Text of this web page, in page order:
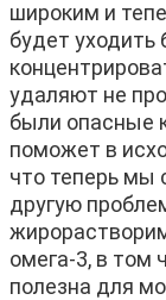
широким и
будет
удаляют не
были опасные
поможет в
что теперь мы
другую
омега-3, в том
полезна для